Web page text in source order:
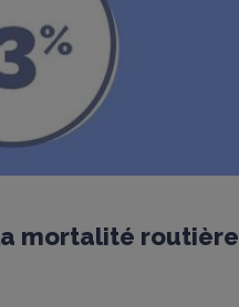
mortalité routière